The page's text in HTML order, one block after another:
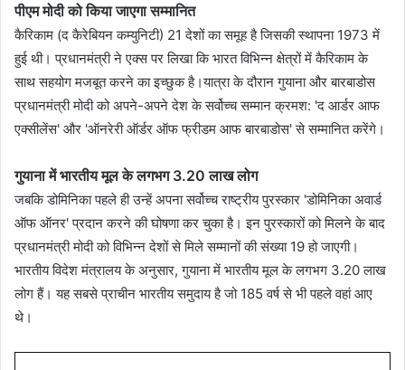
पीएम मोदी को किया जाएगा सम्मानित
कैरिकाम (द कैरेबियन कम्युनिटी) 21 देशों का समूह है जिसकी स्थापना 1973 में
हुई थी। प्रधानमंत्री ने एक्स पर लिखा कि भारत विभिन्न क्षेत्रों में कैरिकाम के
साथ सहयोग मजबूत करने का इच्छुक है।यात्रा के दौरान गुयाना और बारबाडोस
प्रधानमंत्री मोदी को अपने-अपने देश के सर्वोच्च सम्मान क्रमश: 'द आर्डर आफ
एक्सीलेंस' और 'ऑनरेरी ऑर्डर ऑफ फ्रीडम आफ बारबाडोस' से सम्मानित करेंगे।
गुयाना में भारतीय मूल के लगभग 3.20 लाख लोग
जबकि डोमिनिका पहले ही उन्हें अपना सर्वोच्च राष्ट्रीय पुरस्कार 'डोमिनिका अवार्ड
ऑफ ऑनर' प्रदान करने की घोषणा कर चुका है। इन पुरस्कारों को मिलने के बाद
प्रधानमंत्री मोदी को विभिन्न देशों से मिले सम्मानों की संख्या 19 हो जाएगी।
भारतीय विदेश मंत्रालय के अनुसार, गुयाना में भारतीय मूल के लगभग 3.20 लाख
लोग हैं। यह सबसे प्राचीन भारतीय समुदाय है जो 185 वर्ष से भी पहले वहां आए
थे।